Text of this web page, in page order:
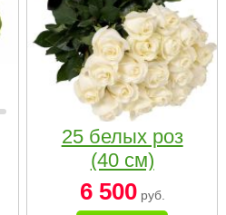
25 белых роз
(40 см)
6 500руб.